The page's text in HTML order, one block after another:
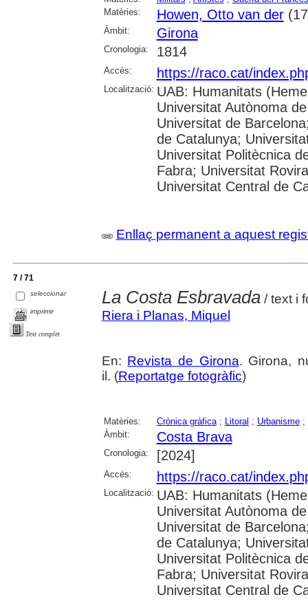
Matèries:
Howen, Otto van der
Àmbit: Girona
Cronologia: 1814
Accés: https://raco.cat/
Localització: UAB: Humanitats
Universitat Autònoma
Universitat de
de Catalunya;
Universitat Politècnica
Fabra; Universitat
Universitat Central de
Enllaç permanent a aquest
7 / 71
seleccionar
imprimir
Text complet
La Costa Esbravada/ text i
Riera i Planas, Miquel
En: Revista de Girona. Girona,
il. (Reportatge fotogràfic)
Matèries: Crònica gràfica; Litoral ; Urbanisme;
Àmbit:
Costa Brava
Cronologia: [2024]
Accés: https://raco.cat/
Localització: UAB: Humanitats
Universitat Autònoma
Universitat de
de Catalunya;
Universitat Politècnica
Fabra; Universitat
Universitat Central de